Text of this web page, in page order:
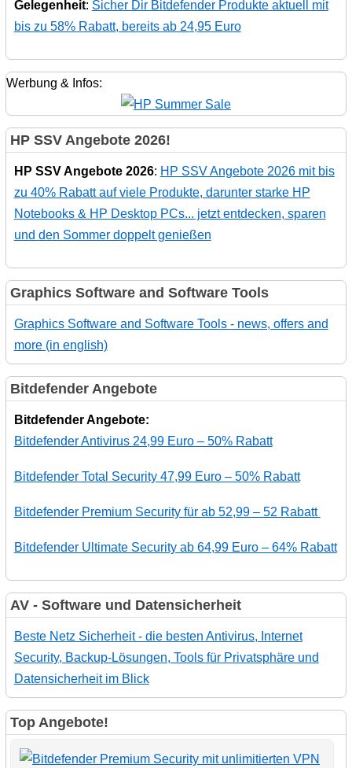
Gelegenheit: Sicher Dir Bitdefender Produkte aktuell mit
bis zu 58% Rabatt, bereits ab 24,95 Euro
Werbung & Infos:
HP SSV Angebote 2026!
HP SSV Angebote 2026: HP SSV Angebote 2026 mit bis
zu 40% Rabatt auf viele Produkte, darunter starke HP
Notebooks & HP Desktop PCs... jetzt entdecken, sparen
und den Sommer doppelt genießen
Graphics Software and Software Tools
Graphics Software and Software Tools - news, offers and
more (in english)
Bitdefender Angebote
Bitdefender Angebote:
Bitdefender Antivirus 24,99 Euro – 50% Rabatt
Bitdefender Total Security 47,99 Euro – 50% Rabatt
Bitdefender Premium Security für ab 52,99 – 52 Rabatt
Bitdefender Ultimate Security ab 64,99 Euro – 64% Rabatt
AV - Software und Datensicherheit
Beste Netz Sicherheit - die besten Antivirus, Internet
Security, Backup-Lösungen, Tools für Privatsphäre und
Datensicherheit im Blick
Top Angebote!